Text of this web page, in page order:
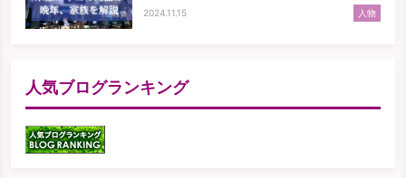
2024.11.15 人物
人気ブログランキング